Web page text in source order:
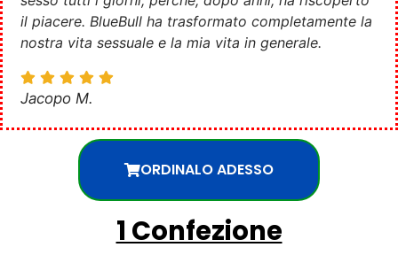
il piacere. BlueBull ha trasformato completamente la
nostra vita sessuale e la mia vita in generale.
Jacopo M.
ORDINALO ADESSO
1 Confezione